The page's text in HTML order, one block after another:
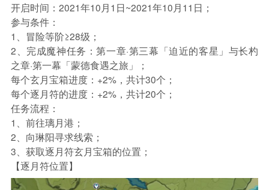
开启时间：2021年10月1日~2021年10月11日；
参与条件：
1、冒险等阶≥28级；
2、完成魔神任务：第一章·第三幕「迫近的客星」与长杓
之章·第一幕「蒙德食遇之旅」；
每个玄月宝箱进度：+2%，共计30个；
每个逐月符的进度：+2%，共计20个；
任务流程：
1、前往璃月港；
2、向琳阳寻求线索；
3、获取逐月符玄月宝箱的位置；
【逐月符位置】